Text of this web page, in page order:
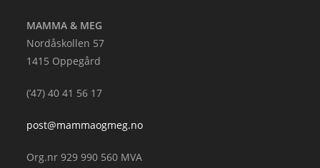
MAMMA & MEG
Nordåskollen 57
1415 Oppegård
(’47) 40 41 56 17
post@mammaogmeg.no
Org.nr 929 990 560 MVA